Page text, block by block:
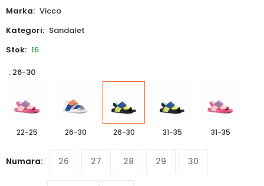
Marka: Vicco
Kategori: Sandalet
Stok: 16
: 26-30
22-25 26-30 26-30 31-35 31-35
Numara: 26 27 28 29 30